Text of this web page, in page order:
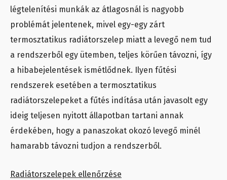
légtelenítési munkák az átlagosnál is nagyobb
problémát jelentenek, mivel egy-egy zárt
termosztatikus radiátorszelep miatt a levegő nem tud
a rendszerből egy ütemben, teljes körűen távozni, így
a hibabejelentések ismétlődnek. Ilyen fűtési
rendszerek esetében a termosztatikus
radiátorszelepeket a fűtés indítása után javasolt egy
ideig teljesen nyitott állapotban tartani annak
érdekében, hogy a panaszokat okozó levegő minél
hamarabb távozni tudjon a rendszerből.
Radiátorszelepek ellenőrzése